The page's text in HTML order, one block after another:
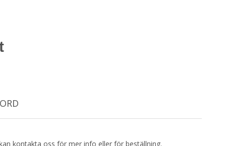
kontakta oss för mer info eller för beställning.